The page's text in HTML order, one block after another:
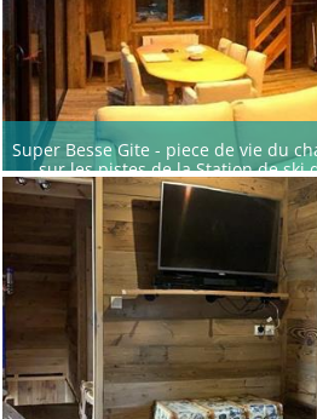
Super Besse Gite - piece de vie du
sur les pistes de la Station de ski